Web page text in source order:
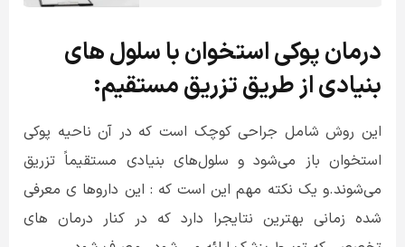
درمان پوکی استخوان با سلول های
بنیادی از طریق تزریق مستقیم:
این روش شامل جراحی کوچک است که در آن ناحیه پوکی
استخوان باز می‌شود و سلول‌های بنیادی مستقیماً تزریق
می‌شوند.و یک نکته مهم این است که : این داروها ی معرفی
شده زمانی بهترین نتایجرا دارد که در کنار درمان های